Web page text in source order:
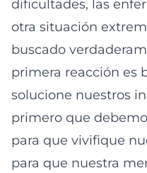
dificultades, las
otra situación
buscado
primera reacción es
solucione nuestros
primero que
para que vivifique
para que nuestra